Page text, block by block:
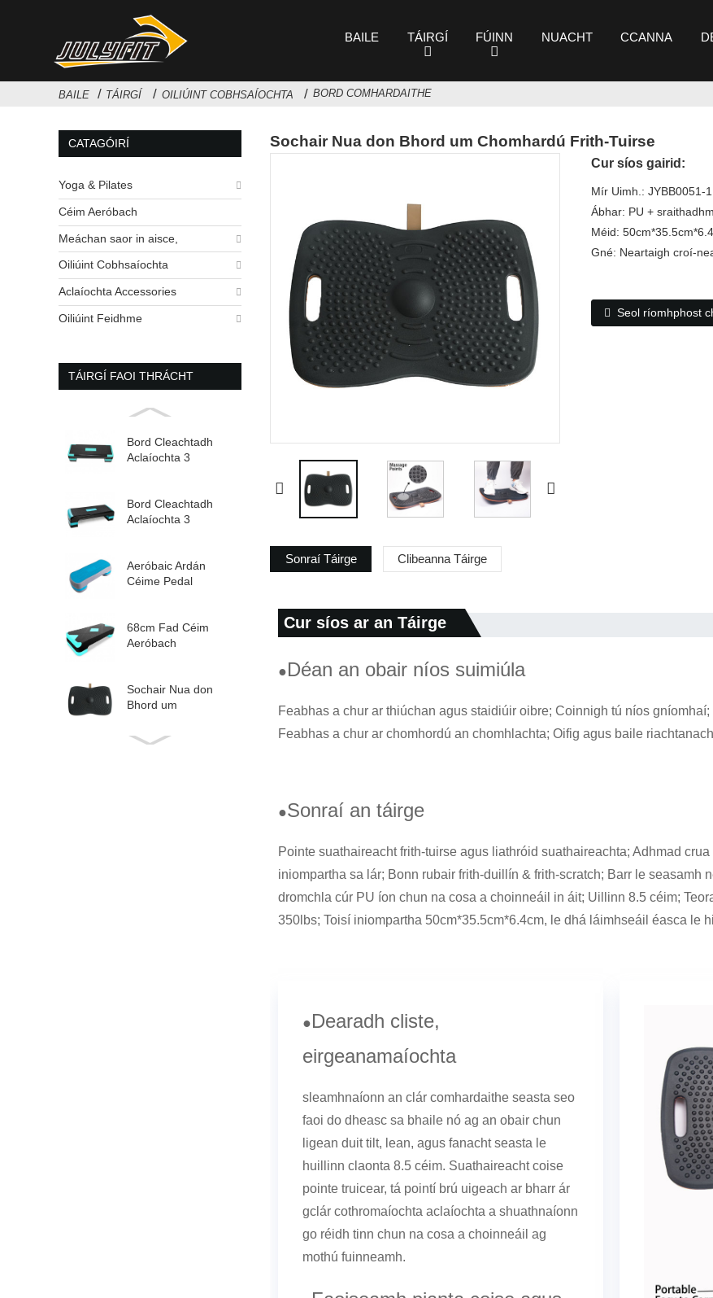
BAILE TÁIRGÍ FÚINN NUACHT CCANNA
BAILE TÁIRGÍ OILIÚINT COBHSAÍOCHTA BORD COMHARDAITHE
CATAGÓIRÍ
Yoga & Pilates
Céim Aeróbach
Meáchan saor in aisce,
Oiliúint Cobhsaíochta
Aclaíochta Accessories
Oiliúint Feidhme
TÁIRGÍ FAOI THRÁCHT
Bord Cleachtadh
Aclaíochta 3
Bord Cleachtadh
Aclaíochta 3
Aeróbaic Ardán
Céime Pedal
68cm Fad Céim
Aeróbach
Sochair Nua don
Bhord um
Tuirse
Sochair Nua don Bhord um Chomhardú Frith-Tuirse
Cur síos gairid:
Mír Uimh.: JYBB0051-
Ábhar: PU +
Méid:
Gné: Neartaigh croí-
Seol ríomhphost
Sonraí Táirge Clibeanna Táirge
Cur síos ar an Táirge
●Déan an obair níos suimiúla
Feabhas a chur ar thiúchan agus staidiúir oibre; Coinnigh tú níos
Feabhas a chur ar chomhordú an chomhlachta; Oifig agus baile
●Sonraí an táirge
Pointe suathaireacht frith-tuirse agus liathróid suathaireachta; Adhmad crua
iniompartha sa lár; Bonn rubair frith-duillín & frith-scratch; Barr le seasamh
dromchla cúr PU íon chun na cosa a choinneáil in áit; Uillinn 8.5 céim;
350lbs; Toisí iniompartha 50cm*35.5cm*6.4cm, le dhá láimhseáil éasca le
●Dearadh cliste,
eirgeanamaíochta
sleamhnaíonn an clár comhardaithe seasta seo
faoi do dheasc sa bhaile nó ag an obair chun
ligean duit tilt, lean, agus fanacht seasta le
huillinn claonta 8.5 céim. Suathaireacht coise
pointe truicear, tá pointí brú uigeach ar bharr ár
gclár cothromaíochta aclaíochta a shuathnaíonn
go réidh tinn chun na cosa a choinneáil ag
mothú fuinneamh.